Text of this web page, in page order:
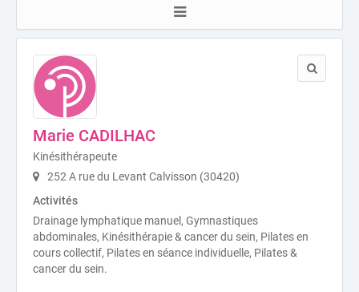
Marie CADILHAC
Kinésithérapeute
252 A rue du Levant Calvisson (30420)
Activités
Drainage lymphatique manuel, Gymnastiques
abdominales, Kinésithérapie & cancer du sein, Pilates en
cours collectif, Pilates en séance individuelle, Pilates &
cancer du sein.